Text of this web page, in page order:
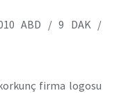
ABD / 9 DAK /
firma logosu